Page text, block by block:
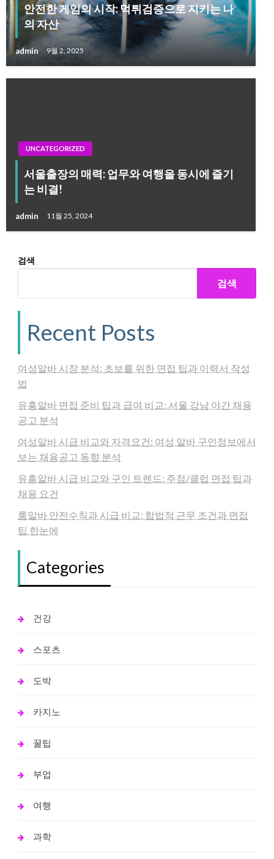
안전한 게임의 시작: 먹튀검증으로 지키는 나
의 자산
admin 9월 2, 2025
UNCATEGORIZED
서울출장의 매력: 업무와 여행을 동시에 즐기
는 비결!
admin 11월 25, 2024
검색
검색
Recent Posts
여성알바 시장 분석: 초보를 위한 면접 팁과 이력서 작성
법
유흥알바 면접 준비 팁과 급여 비교: 서울 강남 야간 채용
공고 분석
여성알바 시급 비교와 자격요건: 여성 알바 구인정보에서
보는 채용공고 동향 분석
유흥알바 시급 비교와 구인 트렌드: 주점/클럽 면접 팁과
채용 요건
룸알바 안전수칙과 시급 비교: 합법적 근무 조건과 면접
팁 한눈에
Categories
건강
스포츠
도박
카지노
꿀팁
부업
여행
과학